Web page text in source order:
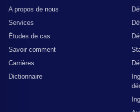
A propos de nous
Services
Études de cas
Savoir comment
Carrières
Dictionnaire